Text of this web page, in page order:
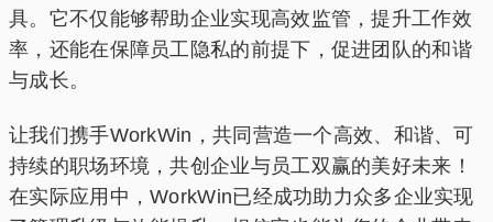
具。它不仅能够帮助企业实现高效监管，提升工作效
率，还能在保障员工隐私的前提下，促进团队的和谐
与成长。
让我们携手WorkWin，共同营造一个高效、和谐、可
持续的职场环境，共创企业与员工双赢的美好未来！
在实际应用中，WorkWin已经成功助力众多企业实现